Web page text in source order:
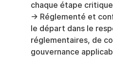
chaque étape
→ Réglementé et
le départ dans le
réglementaires, de
gouvernance